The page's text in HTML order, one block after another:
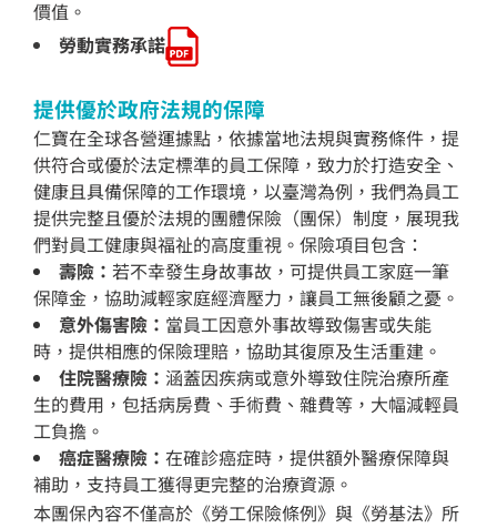
價值。
勞動實務承諾
提供優於政府法規的保障
仁寶在全球各營運據點，依據當地法規與實務條件，提
供符合或優於法定標準的員工保障，致力於打造安全、
健康且具備保障的工作環境，以臺灣為例，我們為員工
提供完整且優於法規的團體保險（團保）制度，展現我
們對員工健康與福祉的高度重視。保險項目包含：
壽險： 若不幸發生身故事故，可提供員工家庭一筆
保障金，協助減輕家庭經濟壓力，讓員工無後顧之憂。
意外傷害險： 當員工因意外事故導致傷害或失能
時，提供相應的保險理賠，協助其復原及生活重建。
住院醫療險： 涵蓋因疾病或意外導致住院治療所產
生的費用，包括病房費、手術費、雜費等，大幅減輕員
工負擔。
癌症醫療險： 在確診癌症時，提供額外醫療保障與
補助，支持員工獲得更完整的治療資源。
本團保內容不僅高於《勞工保險條例》與《勞基法》所